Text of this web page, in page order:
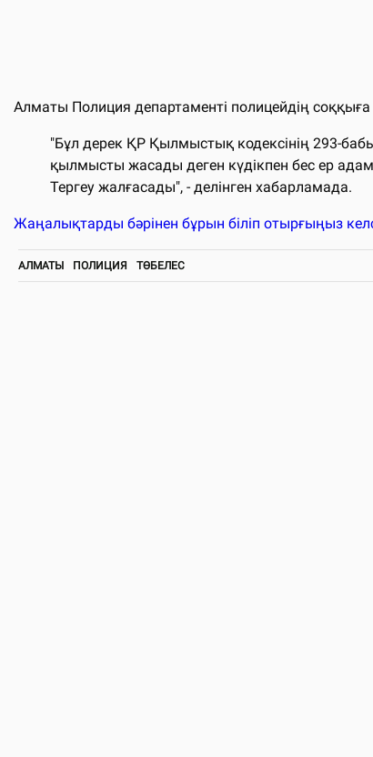
Алматы Полиция департаменті полицейдің
"Бұл дерек ҚР Қылмыстық кодексінің 293-
қылмысты жасады деген күдікпен бес ер
Тергеу жалғасады", - делінген хабарламада.
Жаңалықтарды бәрінен бұрын біліп отырғыңыз
АЛМАТЫ ПОЛИЦИЯ ТӨБЕЛЕС